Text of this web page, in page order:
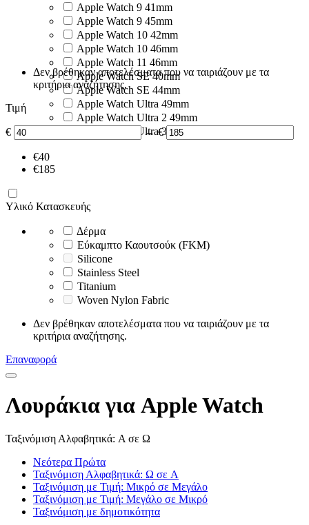
Apple Watch 9 41mm
Apple Watch 9 45mm
Apple Watch 10 42mm
Apple Watch 10 46mm
Apple Watch 11 46mm
Apple Watch SE 40mm
Apple Watch SE 44mm
Apple Watch Ultra 49mm
Apple Watch Ultra 2 49mm
Apple Watch Ultra 3 49mm
Δεν βρέθηκαν αποτελέσματα που να ταιριάζουν με τα
κριτήρια αναζήτησης.
Τιμή
€ –€
€40
€185
Υλικό Κατασκευής
Δέρμα
Εύκαμπτο Καουτσούκ (FKM)
Silicone
Stainless Steel
Titanium
Woven Nylon Fabric
Δεν βρέθηκαν αποτελέσματα που να ταιριάζουν με τα
κριτήρια αναζήτησης.
Επαναφορά
Λουράκια για Apple Watch
Ταξινόμιση Αλφαβητικά: A σε Ω
Νεότερα Πρώτα
Ταξινόμιση Αλφαβητικά: Ω σε A
Ταξινόμιση με Τιμή: Μικρό σε Μεγάλο
Ταξινόμιση με Τιμή: Μεγάλο σε Μικρό
Ταξινόμιση με δημοτικότητα